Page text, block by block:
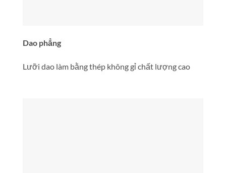
Dao phẳng
Lưỡi dao làm bằng thép không gỉ chất lượng cao